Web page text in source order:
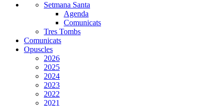
Setmana Santa
Agenda
Comunicats
Tres Tombs
Comunicats
Opuscles
2026
2025
2024
2023
2022
2021